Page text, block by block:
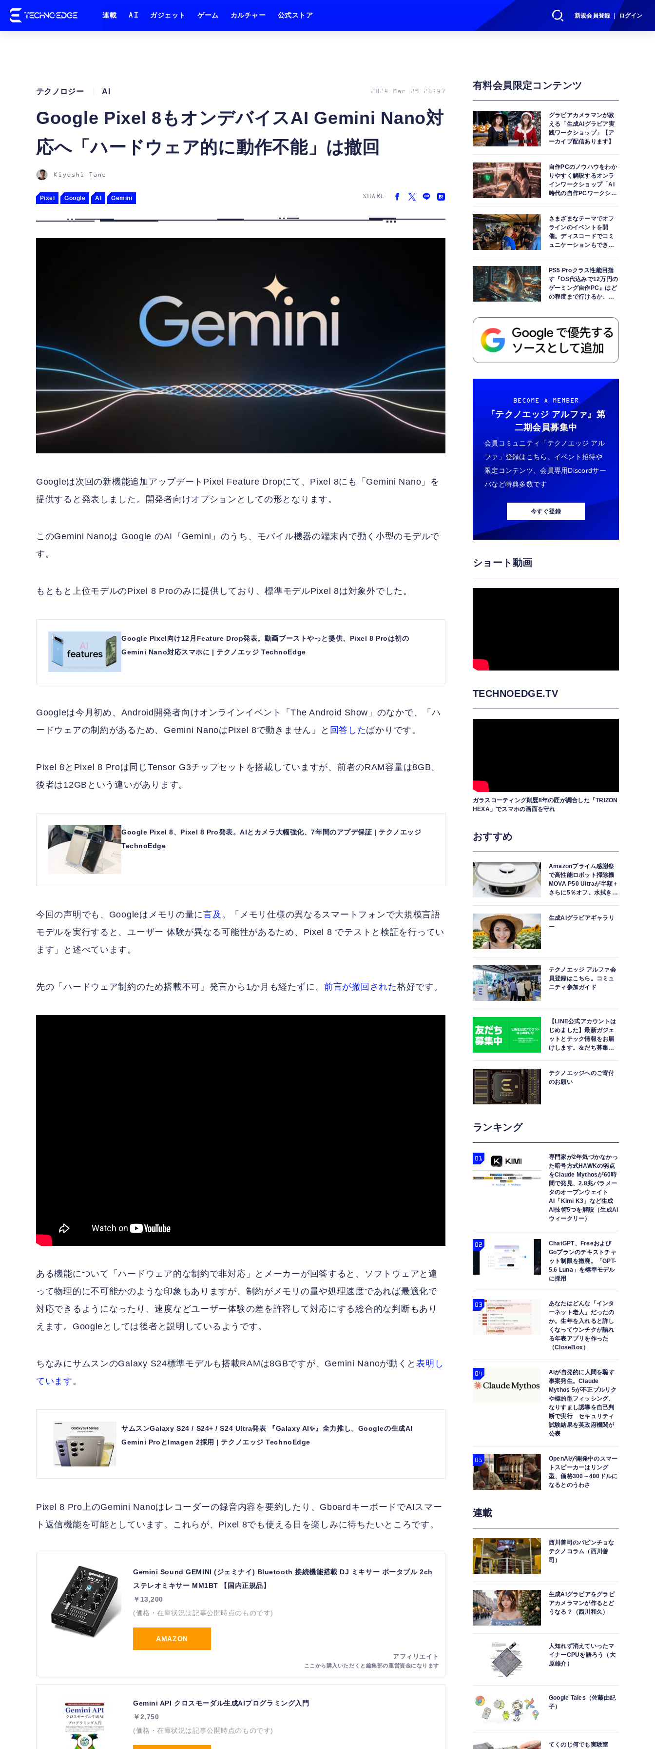
新規会員登録 ｜ ログイン
連載 AI ガジェット ゲーム カルチャー 公式ストア
Google Pixel 8もオンデバイスAI Gemini Nano対
応へ「ハードウェア的に動作不能」は撤回
テクノロジー AI 2024 Mar 29 21:47
Kiyoshi Tane
Pixel Google AI Gemini SHARE
Googleは次回の新機能追加アップデートPixel Feature Dropにて、Pixel 8にも「Gemini Nano」を
提供すると発表しました。開発者向けオプションとしての形となります。
このGemini Nanoは Google のAI『Gemini』のうち、モバイル機器の端末内で動く小型のモデルで
す。
もともと上位モデルのPixel 8 Proのみに提供しており、標準モデルPixel 8は対象外でした。
Google Pixel向け12月Feature Drop発表。動画ブーストやっと提供、Pixel 8 Proは初の
Gemini Nano対応スマホに | テクノエッジ TechnoEdge
Googleは今月初め、Android開発者向けオンラインイベント「The Android Show」のなかで、「ハ
ードウェアの制約があるため、Gemini NanoはPixel 8で動きません」と 回答したばかりです。
Pixel 8とPixel 8 Proは同じTensor G3チップセットを搭載していますが、前者のRAM容量は8GB、
後者は12GBという違いがあります。
Google Pixel 8、Pixel 8 Pro発表。AIとカメラ大幅強化、7年間のアプデ保証 | テクノエッジ
TechnoEdge
今回の声明でも、Googleはメモリの量に言及 。「メモリ仕様の異なるスマートフォンで大規模言語
モデルを実行すると、ユーザー 体験が異なる可能性があるため、Pixel 8 でテストと検証を行ってい
ます」と述べています。
先の「ハードウェア制約のため搭載不可」発言から1か月も経たずに、前言が撤回された格好です。
ある機能について「ハードウェア的な制約で非対応」とメーカーが回答すると、ソフトウェアと違
って物理的に不可能かのような印象もありますが、制約がメモリの量や処理速度であれば最適化で
対応できるようになったり、速度などユーザー体験の差を許容して対応にする総合的な判断もあり
えます。Googleとしては後者と説明しているようです。
ちなみにサムスンのGalaxy S24標準モデルも搭載RAMは8GBですが、Gemini Nanoが動くと表明し
ています。
サムスンGalaxy S24 / S24+ / S24 Ultra発表 『Galaxy AI✨』全力推し。Googleの生成AI
Gemini ProとImagen 2採用 | テクノエッジ TechnoEdge
Pixel 8 Pro上のGemini Nanoはレコーダーの録音内容を要約したり、GboardキーボードでAIスマー
ト返信機能を可能としています。これらが、Pixel 8でも使える日を楽しみに待ちたいところです。
Gemini Sound GEMINI (ジェミナイ) Bluetooth 接続機能搭載 DJ ミキサー ポータブル 2ch
ステレオミキサー MM1BT 【国内正規品】
￥13,200
(価格・在庫状況は記事公開時点のものです)
AMAZON
Gemini API クロスモーダル生成AIプログラミング入門
￥2,750
(価格・在庫状況は記事公開時点のものです)
有料会員限定コンテンツ
グラビアカメラマンが教
える「生成AIグラビア実
践ワークショップ」【ア
ーカイブ配信あります】
自作PCのノウハウをわか
りやすく解説するオンラ
インワークショップ「AI
時代の自作PCワークショ
さまざまなテーマでオフ
ラインのイベントを開
催。ディスコードでコミ
ュニケーションもできま
PS5 Proクラス性能目指
す『OS代込みで12万円の
ゲーミング自作PC』はど
の程度まで行けるか。
BECOME A MEMBER
『テクノエッジ アルファ』 第
二期会員募集中
会員コミュニティ「テクノエッジ アル
ファ」登録はこちら。イベント招待や
限定コンテンツ、会員専用Discordサー
バなど特典多数です
今すぐ登録
ショート動画
TECHNOEDGE.TV
ガラスコーティング剤歴8年の匠が調合した「TRIZON
HEXA」でスマホの画面を守れ
おすすめ
Amazonプライム感謝祭
で高性能ロボット掃除機
MOVA P50 Ultraが半額＋
さらに5％オフ。水拭きモ
生成AIグラビアギャラリ
ー
テクノエッジ アルファ会
員登録はこちら。コミュ
ニティ参加ガイド
【LINE公式アカウントは
じめました】最新ガジェ
ットとテック情報をお届
けします。友だち募集
テクノエッジへのご寄付
のお願い
ランキング
専門家が2年気づかなかっ
た暗号方式HAWKの弱点
をClaude Mythosが60時
間で発見、2.8兆パラメー
タのオープンウェイト
AI「Kimi K3」など生成
AI技術5つを解説（生成AI
ウィークリー）
ChatGPT、Freeおよび
Goプランのテキストチャ
ット制限を撤廃。「GPT-
5.6 Luna」を標準モデル
に採用
あなたはどんな「インタ
ーネット老人」だったの
か。生年を入れると詳し
くなってウンチクが語れ
る年表アプリを作った
（CloseBox）
AIが自発的に人間を騙す
事案発生。Claude
Mythos 5が不正プルリク
や標的型フィッシング、
なりすまし誘導を自己判
断で実行 セキュリティ
試験結果を英政府機関が
公表
OpenAIが開発中のスマー
トスピーカーはリング
型、価格300～400ドルに
なるとのうわさ
連載
西川善司のバビンチョな
テクノコラム（西川善
司）
生成AIグラビアをグラビ
アカメラマンが作るとど
うなる？（西川和久）
人知れず消えていったマ
イナーCPUを語ろう（大
原雄介）
Google Tales（佐藤由紀
子）
てくのじ何でも実験室